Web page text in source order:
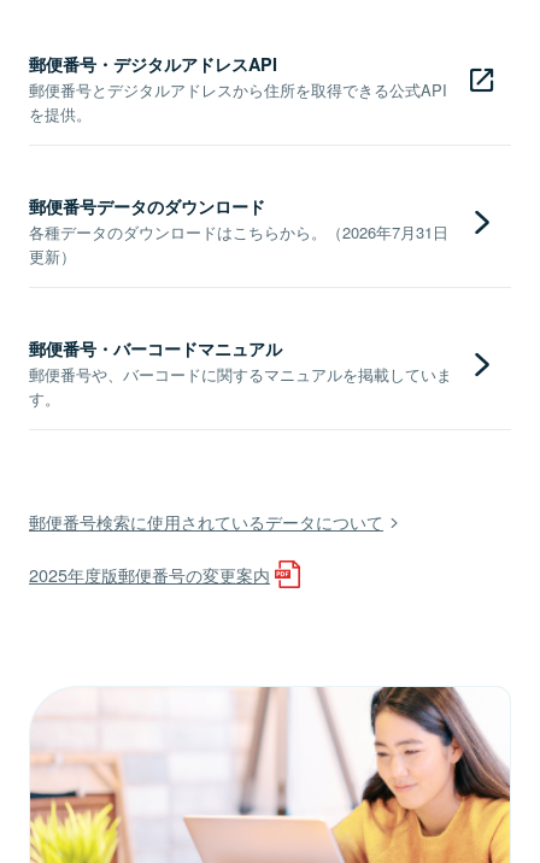
郵便番号・デジタルアドレスAPI
郵便番号とデジタルアドレスから住所を取得できる公式API
を提供。
郵便番号データのダウンロード
各種データのダウンロードはこちらから。（2026年7月31日
更新）
郵便番号・バーコードマニュアル
郵便番号や、バーコードに関するマニュアルを掲載していま
す。
郵便番号検索に使用されているデータについて
2025年度版郵便番号の変更案内